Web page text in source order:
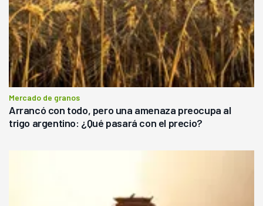
Mercado de granos
Arrancó con todo, pero una amenaza preocupa al
trigo argentino: ¿Qué pasará con el precio?